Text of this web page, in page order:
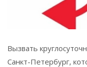
Вызвать
Санкт-Петербург,